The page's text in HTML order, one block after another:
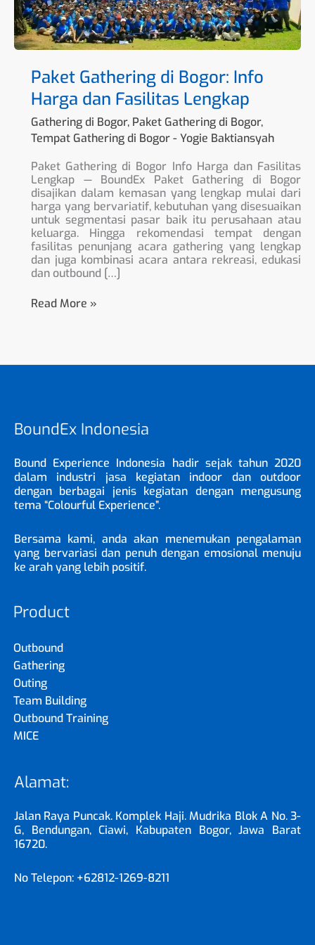
Paket Gathering di Bogor: Info
Harga dan Fasilitas Lengkap
Gathering di Bogor, Paket Gathering di Bogor,
Tempat Gathering di Bogor-Yogie Baktiansyah
Paket Gathering di Bogor Info Harga dan Fasilitas
Lengkap — BoundEx Paket Gathering di Bogor
disajikan dalam kemasan yang lengkap mulai dari
harga yang bervariatif, kebutuhan yang disesuaikan
untuk segmentasi pasar baik itu perusahaan atau
keluarga. Hingga rekomendasi tempat dengan
fasilitas penunjang acara gathering yang lengkap
dan juga kombinasi acara antara rekreasi, edukasi
dan outbound […]
Read More »
BoundEx Indonesia
Bound Experience Indonesia hadir sejak tahun 2020
dalam industri jasa kegiatan indoor dan outdoor
dengan berbagai jenis kegiatan dengan mengusung
tema “Colourful Experience”.
Bersama kami, anda akan menemukan pengalaman
yang bervariasi dan penuh dengan emosional menuju
ke arah yang lebih positif.
Product
Outbound
Gathering
Outing
Team Building
Outbound Training
MICE
Alamat:
Jalan Raya Puncak. Komplek Haji. Mudrika Blok A No. 3-
G, Bendungan, Ciawi, Kabupaten Bogor, Jawa Barat
16720.
No Telepon: +62812-1269-8211